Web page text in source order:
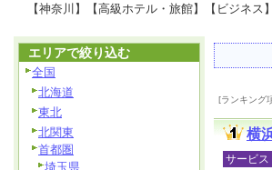
【神奈川】【高級ホテル・旅館】【ビジネ
[ランキング
横
サービス
エリアで絞り込む
全国
北海道
東北
北関東
首都圏
埼玉県